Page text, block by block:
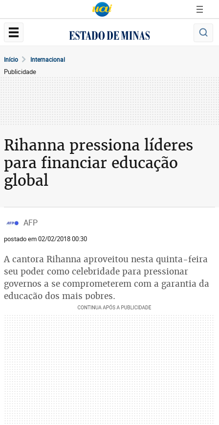
Início Internacional
Publicidade
Rihanna pressiona líderes
para financiar educação
global
AFP
postado em 02/02/2018 00:30
A cantora Rihanna aproveitou nesta quinta-feira
seu poder como celebridade para pressionar
governos a se comprometerem com a garantia da
educação dos mais pobres.